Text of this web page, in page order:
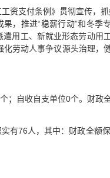
资支付条例》贯彻宣传，抓
，推进“稳薪行动”和冬季
用工、新就业形态劳动用
化劳动人事争议源头治理，
；自收自支单位0个。财政
有76人，其中：财政全额